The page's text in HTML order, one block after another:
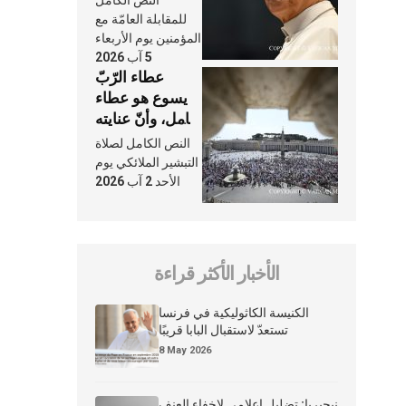
النَّفَس في حياة
الكنيسة
للمقابلة العامّة مع
المؤمنين يوم الأربعاء
5 آب 2026
عطاء الرّبّ
يسوع هو عطاء
شامل، وأنّ عنايته
بنا لا تغيب عنّا
أبدًا
النص الكامل لصلاة
التبشير الملائكي يوم
الأحد 2 آب 2026
الأخبار الأكثر قراءة
الكنيسة الكاثوليكية في فرنسا
تستعدّ لاستقبال البابا قريبًا
8 May 2026